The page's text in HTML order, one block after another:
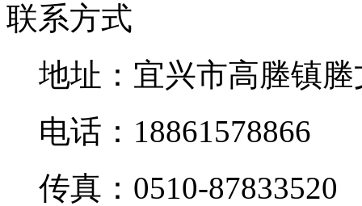
联系方式
地址：宜兴市高塍镇塍
电话：18861578866
传真：0510-87833520